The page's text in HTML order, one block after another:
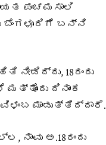
ಪಂಚಮಸಾಲಿ
ಬೆಂಗಳೂರಿಗೆ ಬನ್ನಿ
18ರಂದು
ದಿನಾಂಕ
ವಿಳಂಬ ಮಾಡುತ್ತಿದ್ದಾರೆ.
ನಾವು ಅ.18ರಂದು